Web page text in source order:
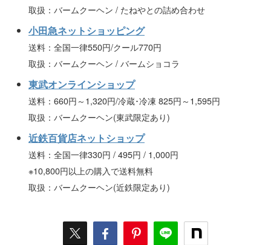
取扱：バームクーヘン / たねやとの詰め合わせ
小田急ネットショッピング
送料：全国一律550円/クール770円
取扱：バームクーヘン / バームショコラ
東武オンラインショップ
送料：660円～1,320円/冷蔵･冷凍 825円～1,595円
取扱：バームクーヘン(東武限定あり)
近鉄百貨店ネットショップ
送料：全国一律330円 / 495円 / 1,000円
※10,800円以上の購入で送料無料
取扱：バームクーヘン(近鉄限定あり)